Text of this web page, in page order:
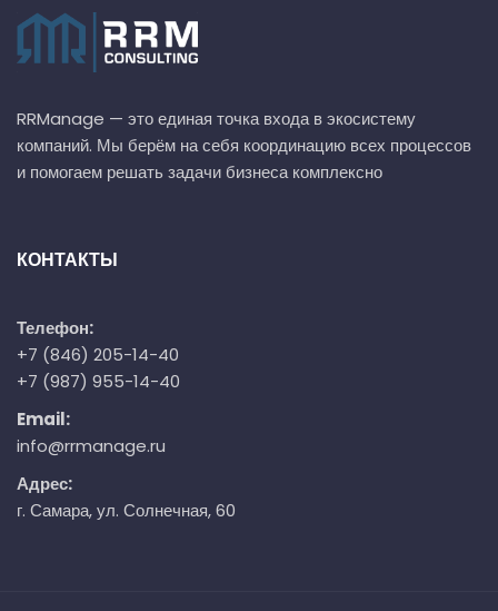
RRManage — это единая точка входа в экосистему
компаний. Мы берём на себя координацию всех процессов
и помогаем решать задачи бизнеса комплексно
КОНТАКТЫ
Телефон:
+7 (846) 205-14-40
+7 (987) 955-14-40
Email:
info@rrmanage.ru
Адрес:
г. Самара, ул. Солнечная, 60